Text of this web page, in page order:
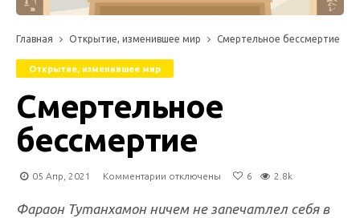
Главная Открытие, изменившее мир Смертельное бессмертие
Открытие, изменившее мир
Смертельное
бессмертие
05 Апр, 2021 Комментарии к
Смертельное
отключены 6 2.8k
Фараон Тутанхамон ничем не запечатлел себя в